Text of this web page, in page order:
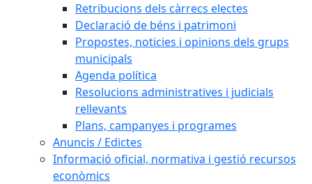
Retribucions dels càrrecs electes
Declaració de béns i patrimoni
Propostes, noticies i opinions dels grups
municipals
Agenda política
Resolucions administratives i judicials
rellevants
Plans, campanyes i programes
Anuncis / Edictes
Informació oficial, normativa i gestió recursos
econòmics